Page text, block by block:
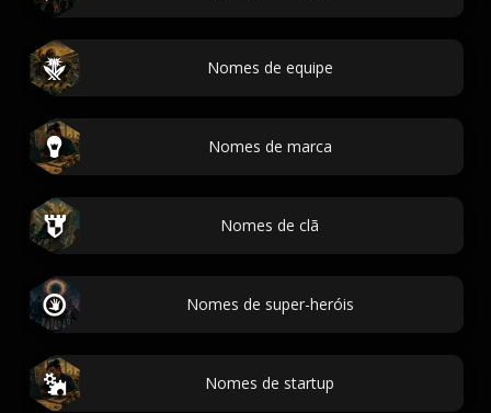
Nomes de equipe
Nomes de marca
Nomes de clã
Nomes de super-heróis
Nomes de startup